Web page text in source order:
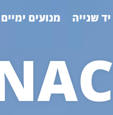
מנועים ימיים יד שנייה